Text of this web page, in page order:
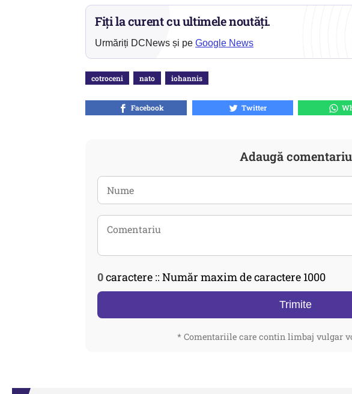
Fiți la curent cu ultimele noutăți.
Urmăriți DCNews și pe Google News
cotroceni nato iohannis
Facebook Twitter
Adaugă comentariu
0caractere :: Număr maxim de caractere 1000
Trimite
* Comentariile care contin limbaj vulgar